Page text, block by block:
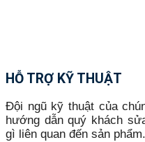
HỖ TRỢ KỸ THUẬT
Đội ngũ kỹ thuật của
hướng dẫn quý khách
gì liên quan đến sản phẩm.